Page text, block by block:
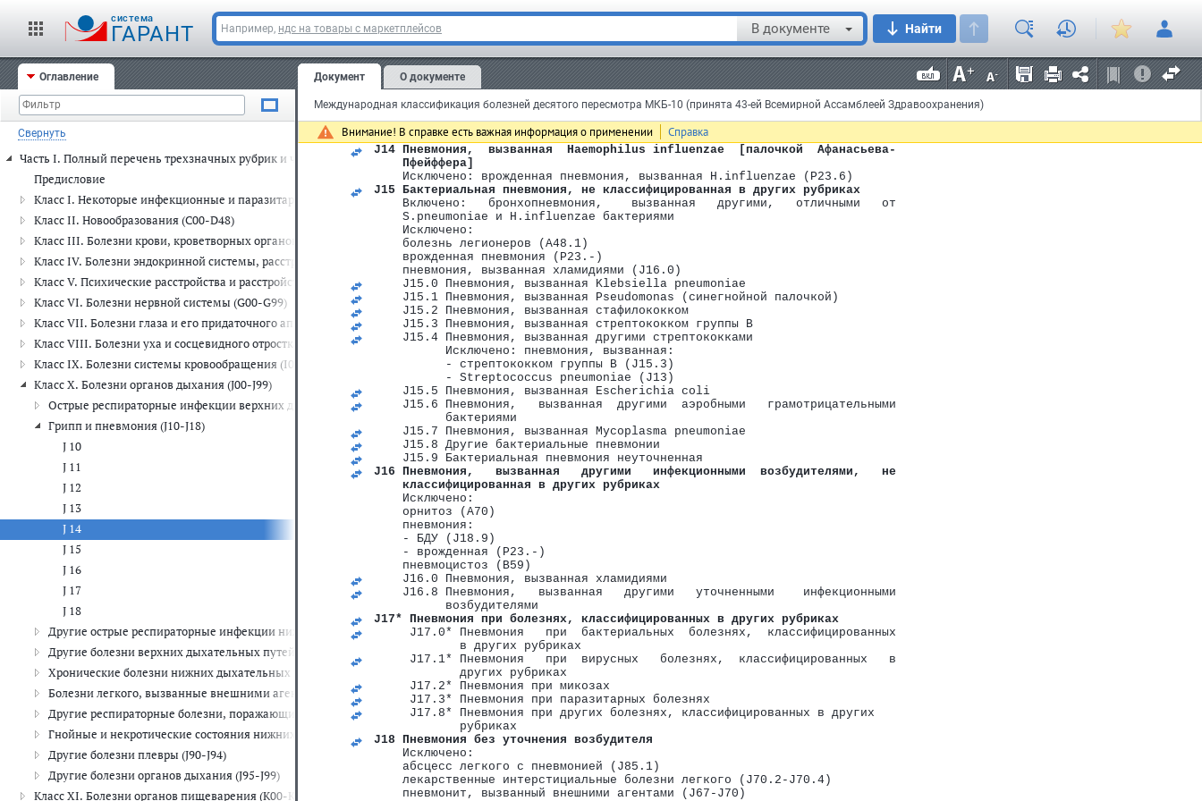
cистема
ГАРАНТ Например, ндс на товары с маркетплейсов В документе Найти
Оглавление
Свернуть
Часть I. Полный перечень трехзначных рубрик и четырехзначных подрубрик
Предисловие
Класс I. Некоторые инфекционные и паразитарные болезни (A00-B99)
Класс II. Новообразования (C00-D48)
Класс III. Болезни крови, кроветворных органов и отдельные нарушения, вовлекающие иммунный механизм (D50-D89)
Класс IV. Болезни эндокринной системы, расстройства питания и нарушения обмена веществ (E00-E90)
Класс V. Психические расстройства и расстройства поведения (F00-F99)
Класс VI. Болезни нервной системы (G00-G99)
Класс VII. Болезни глаза и его придаточного аппарата (H00-H59)
Класс VIII. Болезни уха и сосцевидного отростка (H60-H95)
Класс IX. Болезни системы кровообращения (I00-I99)
Класс X. Болезни органов дыхания (J00-J99)
Острые респираторные инфекции верхних дыхательных путей (J00-J06)
Грипп и пневмония (J10-J18)
J 10
J 11
J 12
J 13
J 14
J 15
J 16
J 17
J 18
Другие острые респираторные инфекции нижних дыхательных путей (J20-J22)
Другие болезни верхних дыхательных путей (J30-J39)
Хронические болезни нижних дыхательных путей (J40-J47)
Болезни легкого, вызванные внешними агентами (J60-J70)
Другие респираторные болезни, поражающие главным образом интерстициальную ткань (J80-J84)
Гнойные и некротические состояния нижних дыхательных путей (J85-J86)
Другие болезни плевры (J90-J94)
Другие болезни органов дыхания (J95-J99)
Класс XI. Болезни органов пищеварения (K00-K93)
Документ О документе
Международная классификация болезней десятого пересмотра МКБ-10 (принята 43-ей Всемирной Ассамблеей Здравоохранения)
Внимание! В справке есть важная информация о применении Справка
    пневмония, вызванная другими стрептококками (J15.3-J15.4)
J14 Пневмония,  вызванная  Haemophilus influenzae  [палочкой  Афанасьева-
Пфейффера]
    Исключено: врожденная пневмония, вызванная H.influenzae (P23.6)
J15 Бактериальная пневмония, не классифицированная в других рубриках
    Включено:   бронхопневмония,    вызванная   другими,   отличными   от
    S.pneumoniae и H.influenzae бактериями
    Исключено:
    болезнь легионеров (A48.1)
    врожденная пневмония (P23.-)
    пневмония, вызванная хламидиями (J16.0)
    J15.0 Пневмония, вызванная Klebsiella pneumoniae
    J15.1 Пневмония, вызванная Pseudomonas (синегнойной палочкой)
    J15.2 Пневмония, вызванная стафилококком
    J15.3 Пневмония, вызванная стрептококком группы B
    J15.4 Пневмония, вызванная другими стрептококками
          Исключено: пневмония, вызванная:
          - стрептококком группы B (J15.3)
          - Streptococcus pneumoniae (J13)
    J15.5 Пневмония, вызванная Escherichia coli
    J15.6 Пневмония,   вызванная  другими  аэробными   грамотрицательными
          бактериями
    J15.7 Пневмония, вызванная Mycoplasma pneumoniae
    J15.8 Другие бактериальные пневмонии
    J15.9 Бактериальная пневмония неуточненная
J16 Пневмония,   вызванная   другими   инфекционными  возбудителями,   не
    классифицированная в других рубриках
    Исключено:
    орнитоз (A70)
    пневмония:
    - БДУ (J18.9)
    - врожденная (P23.-)
    пневмоцистоз (B59)
    J16.0 Пневмония, вызванная хламидиями
    J16.8 Пневмония,   вызванная   другими   уточненными    инфекционными
          возбудителями
J17* Пневмония при болезнях, классифицированных в других рубриках
     J17.0* Пневмония   при  бактериальных  болезнях,  классифицированных
            в других рубриках
     J17.1* Пневмония   при  вирусных   болезнях,  классифицированных   в
            других рубриках
     J17.2* Пневмония при микозах
     J17.3* Пневмония при паразитарных болезнях
     J17.8* Пневмония при других болезнях, классифицированных в других
            рубриках
J18 Пневмония без уточнения возбудителя
    Исключено:
    абсцесс легкого с пневмонией (J85.1)
    лекарственные интерстициальные болезни легкого (J70.2-J70.4)
    пневмонит, вызванный внешними агентами (J67-J70)